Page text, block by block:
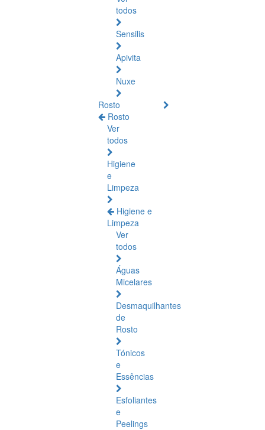
todos
Sensilis
Apivita
Nuxe
Rosto
Rosto
Ver
todos
Higiene
e
Limpeza
Higiene e
Limpeza
Ver
todos
Águas
Micelares
Desmaquilhantes
de
Rosto
Tónicos
e
Essências
Esfoliantes
e
Peelings